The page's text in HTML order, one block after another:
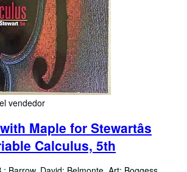
vendedor
Maple for Stewartâs
Calculus, 5th